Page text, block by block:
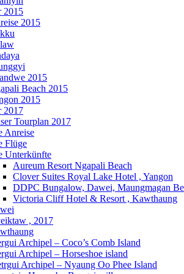
2015
2015
2015
Beach 2015
2015
2017
Tourplan 2017
Anreise
Flüge
Unterkünfte
Aureum Resort Ngapali Beach
Clover Suites Royal Lake Hotel , Yangon
DDPC Bungalow, Dawei, Maungmagan
Victoria Cliff Hotel & Resort , Kawthaung
, 2017
Archipel – Coco’s Comb Island
Archipel – Horseshoe island
Archipel – Nyaung Oo Phee Island